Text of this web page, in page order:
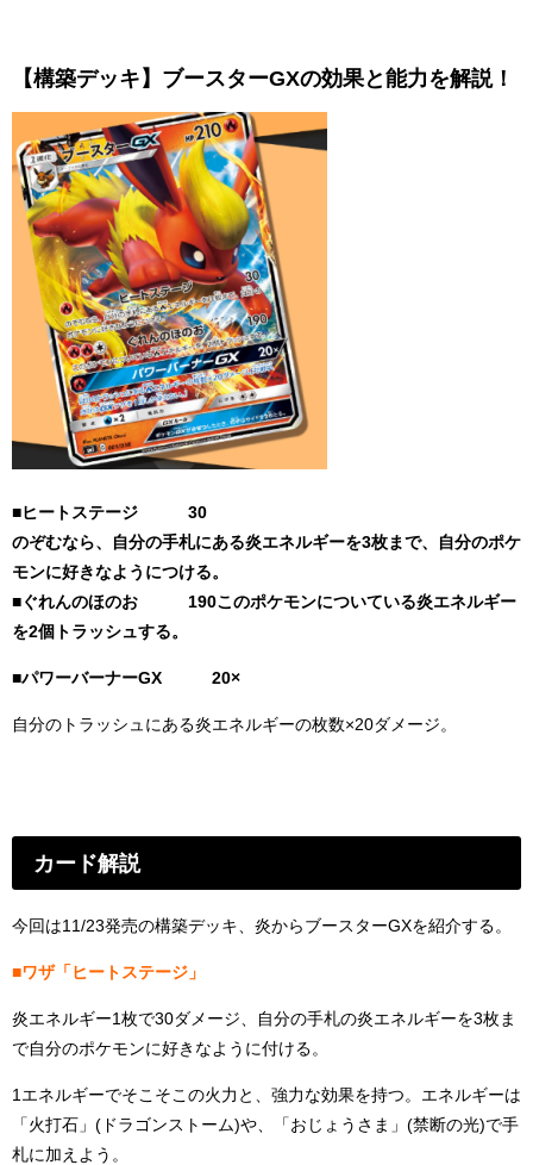
【構築デッキ】ブースターGXの効果と能力を解説！
■ヒートステージ 30
のぞむなら、自分の手札にある炎エネルギーを3枚まで、自分のポケ
モンに好きなようにつける。
■ぐれんのほのお 190このポケモンについている炎エネルギー
を2個トラッシュする。
■パワーバーナーGX 20×
自分のトラッシュにある炎エネルギーの枚数×20ダメージ。
カード解説
今回は11/23発売の構築デッキ、炎からブースターGXを紹介する。
■ワザ「ヒートステージ」
炎エネルギー1枚で30ダメージ、自分の手札の炎エネルギーを3枚ま
で自分のポケモンに好きなように付ける。
1エネルギーでそこそこの火力と、強力な効果を持つ。エネルギーは
「火打石」(ドラゴンストーム)や、「おじょうさま」(禁断の光)で手
札に加えよう。